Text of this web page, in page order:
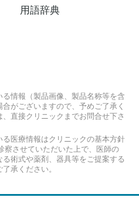
用語辞典
情報（製品画像、製品名称等を含
がございますので、予めご了承く
直接クリニックまでお問合せ下さ
医療情報はクリニックの基本方針
察させていただいた上で、医師の
術式や薬剤、器具等をご提案する
承ください。